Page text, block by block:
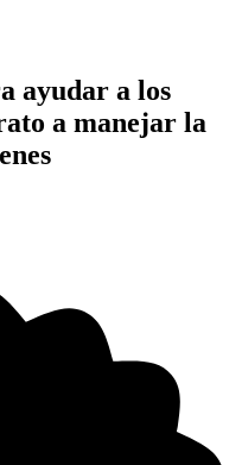
ayudar a los
a manejar la